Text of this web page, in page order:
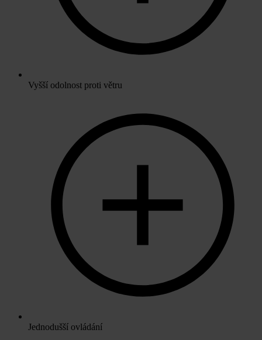
Vyšší odolnost proti větru
Jednodušší ovládání